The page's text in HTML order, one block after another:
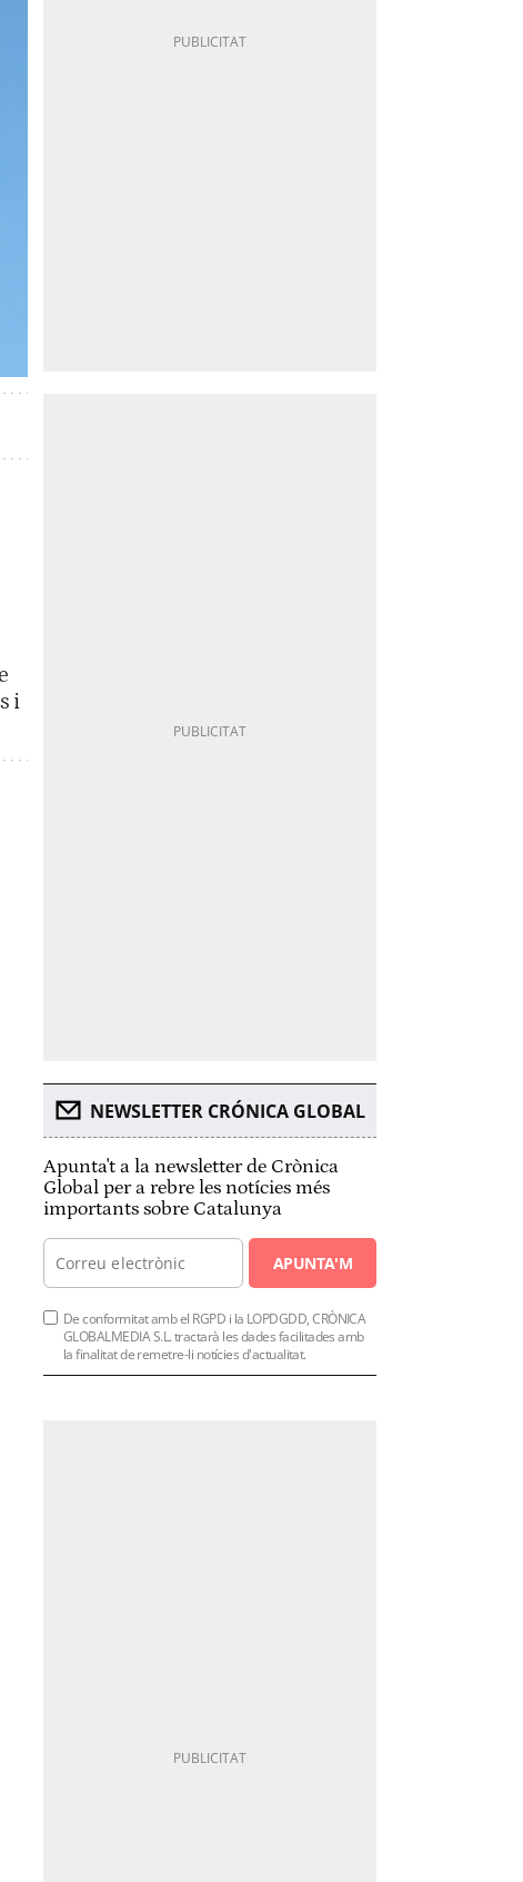
i
NEWSLETTER CRÓNICA GLOBAL
Apunta't a la newsletter de Crònica
Global per a rebre les notícies més
importants sobre Catalunya
APUNTA'M
De conformitat amb el RGPD i la LOPDGDD, CRÒNICA
GLOBALMEDIA S.L. tractarà les dades facilitades amb
la finalitat de remetre-li notícies d'actualitat.